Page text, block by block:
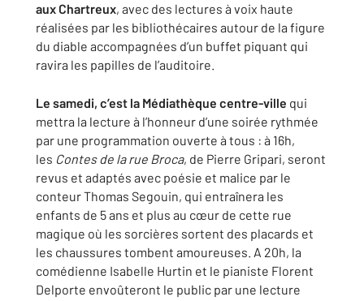
aux Chartreux, avec des lectures à voix haute
réalisées par les bibliothécaires autour de la figure
du diable accompagnées d’un buffet piquant qui
ravira les papilles de l’auditoire.
Le samedi, c’est la Médiathèque centre-ville qui
mettra la lecture à l’honneur d’une soirée rythmée
par une programmation ouverte à tous : à 16h,
les Contes de la rue Broca, de Pierre Gripari, seront
revus et adaptés avec poésie et malice par le
conteur Thomas Segouin, qui entraînera les
enfants de 5 ans et plus au cœur de cette rue
magique où les sorcières sortent des placards et
les chaussures tombent amoureuses. A 20h, la
comédienne Isabelle Hurtin et le pianiste Florent
Delporte envoûteront le public par une lecture